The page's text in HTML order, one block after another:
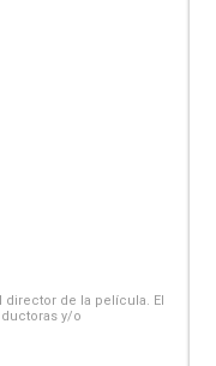
de la película. El
y/o